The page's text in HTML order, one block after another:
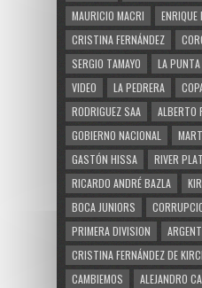
MAURICIO MACRI
ENRIQUE
CRISTINA FERNÁNDEZ
SERGIO TAMAYO
LA PUNTA
VIDEO
LA PEDRERA
RODRIGUEZ SAA
ALBERTO
GOBIERNO NACIONAL
GASTÓN HISSA
RIVER
RICARDO ANDRÉ BAZLA
BOCA JUNIORS
PRIMERA DIVISION
CRISTINA FERNÁNDEZ DE
CAMBIEMOS
ALEJANDRO